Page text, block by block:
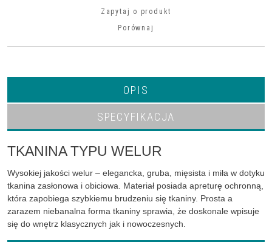
Zapytaj o produkt
Porównaj
OPIS
SPECYFIKACJA
TKANINA TYPU WELUR
Wysokiej jakości welur – elegancka, gruba, mięsista i miła w dotyku
tkanina zasłonowa i obiciowa. Materiał posiada apreturę ochronną,
która zapobiega szybkiemu brudzeniu się tkaniny. Prosta a
zarazem niebanalna forma tkaniny sprawia, że doskonale wpisuje
się do wnętrz klasycznych jak i nowoczesnych.